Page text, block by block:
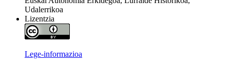
Udalerrikoa
Lizentzia
Lege-informazioa